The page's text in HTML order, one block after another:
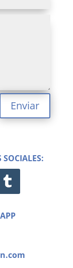
Enviar
SOCIALES: